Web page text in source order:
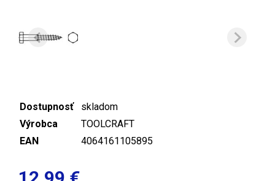
Dostupnosť
skladom
Výrobca
TOOLCRAFT
EAN
4064161105895